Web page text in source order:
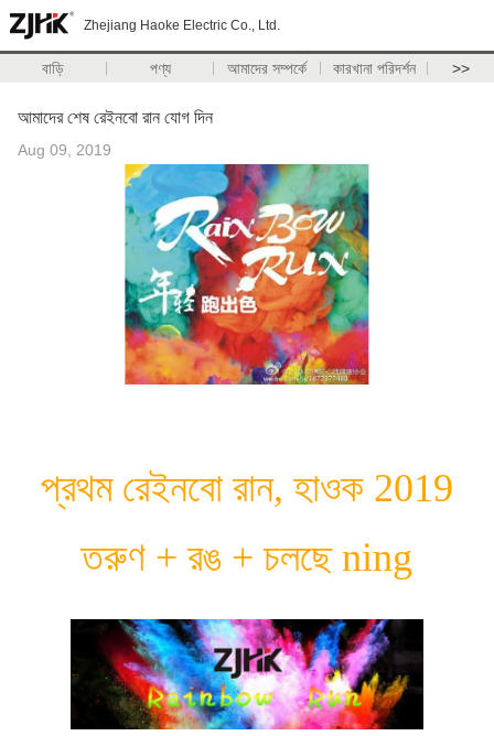
Zhejiang Haoke Electric Co., Ltd.
বাড়ি পণ্য আমাদের সম্পর্কে কারখানা পরিদর্শন >>
আমাদের শেষ রেইনবো রান যোগ দিন
Aug 09, 2019
প্রথম রেইনবো রান, হাওক 2019
তরুণ + রঙ + চলছে ning